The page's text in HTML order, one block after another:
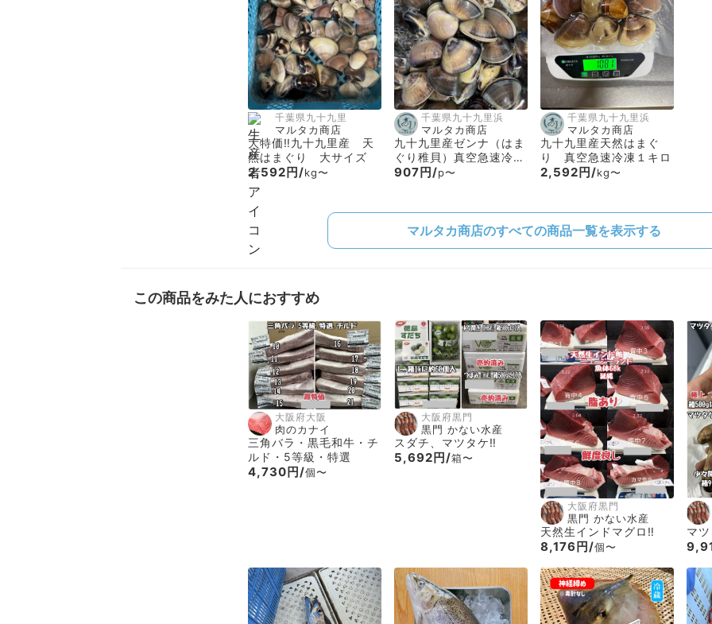
千葉県九十九里
マルタカ商店
大特価‼️九十九里産 天
然はまぐり 大サイズ
2,592円/kg〜
千葉県九十九里浜
マルタカ商店
九十九里産ゼンナ（はま
ぐり稚貝）真空急速冷
凍 1パック500g入り
907円/p〜
千葉県九十九里浜
マルタカ商店
九十九里産天然はまぐ
り 真空急速冷凍１キロ
2,592円/kg〜
マルタカ商店のすべての商品一覧を表示する
この商品をみた人におすすめ
大阪府大阪
肉のカナイ
三角バラ・黒毛和牛・チ
ルド・5等級・特選
4,730円/個〜
大阪府黒門
黒門 かない水産
スダチ、マツタケ‼️
5,692円/箱〜
大阪府黒門
黒門 かない水産
天然生インドマグロ‼️
8,176円/個〜
マ